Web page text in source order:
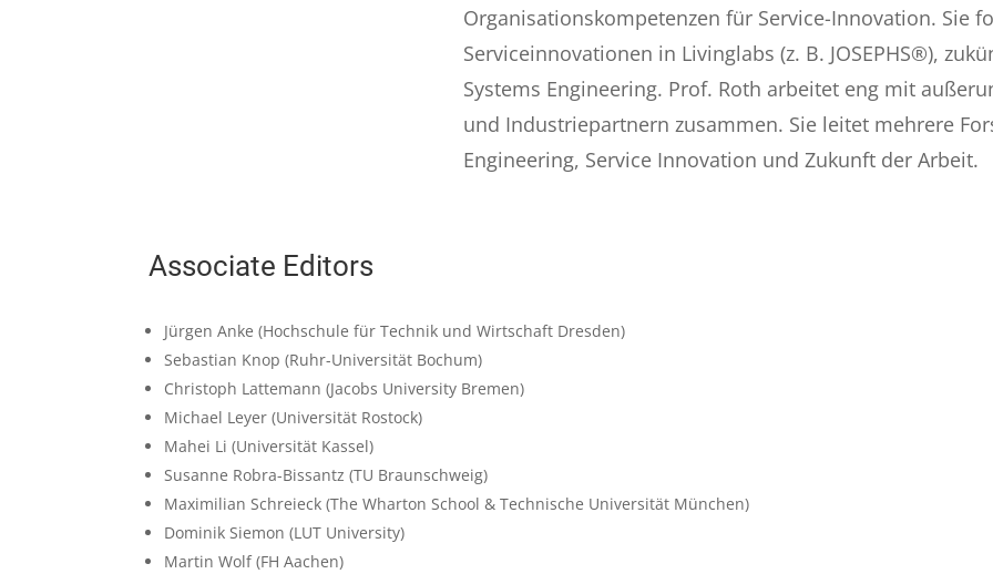
Organisationskompetenzen für Service-Innovation. Sie
Serviceinnovationen in Livinglabs (z. B. JOSEPHS®),
Systems Engineering. Prof. Roth arbeitet eng mit
und Industriepartnern zusammen. Sie leitet mehrere
Engineering, Service Innovation und Zukunft der Arbeit.
Associate Editors
Jürgen Anke (Hochschule für Technik und Wirtschaft Dresden)
Sebastian Knop (Ruhr-Universität Bochum)
Christoph Lattemann (Jacobs University Bremen)
Michael Leyer (Universität Rostock)
Mahei Li (Universität Kassel)
Susanne Robra-Bissantz (TU Braunschweig)
Maximilian Schreieck (The Wharton School & Technische Universität München)
Dominik Siemon (LUT University)
Martin Wolf (FH Aachen)